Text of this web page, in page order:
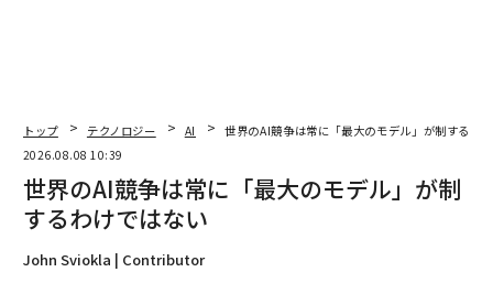
トップ テクノロジー AI
世界のAI競争は常に「最大のモデル」が制するわ
2026.08.08 10:39
世界のAI競争は常に「最大のモデル」が制
するわけではない
John Sviokla | Contributor